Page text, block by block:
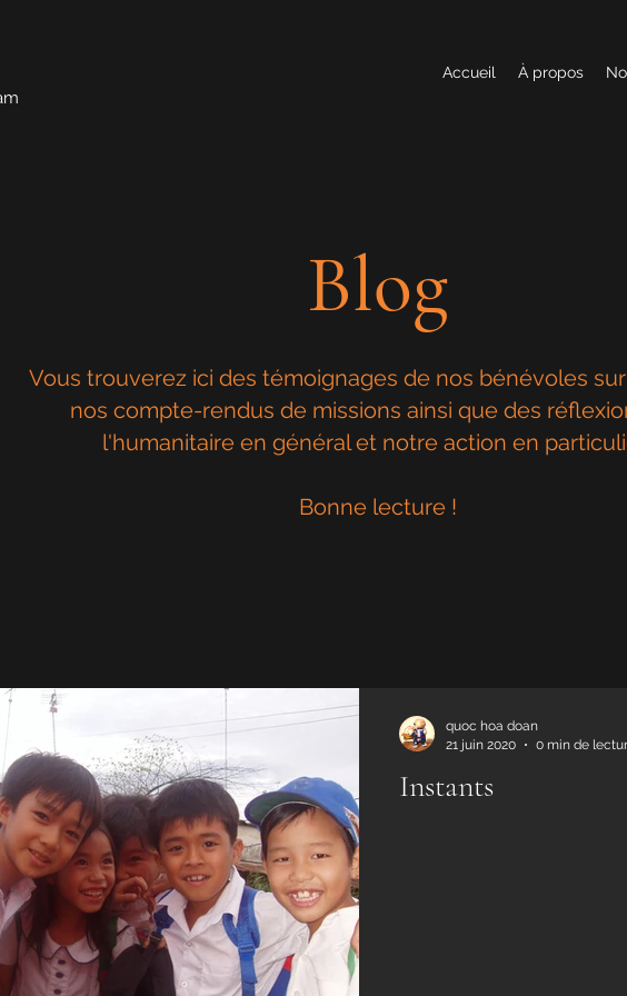
Accueil À propos
Blog
Vous trouverez ici des témoignages de nos bénévoles
nos compte-rendus de missions ainsi que des
l'humanitaire en général et notre action en
Bonne lecture !
Instants
quoc hoa doan
21 juin 2020
0 min de